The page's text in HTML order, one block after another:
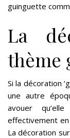
guinguette
La
thème
Si la décoration
une autre
avouer
effectivement en
La décoration